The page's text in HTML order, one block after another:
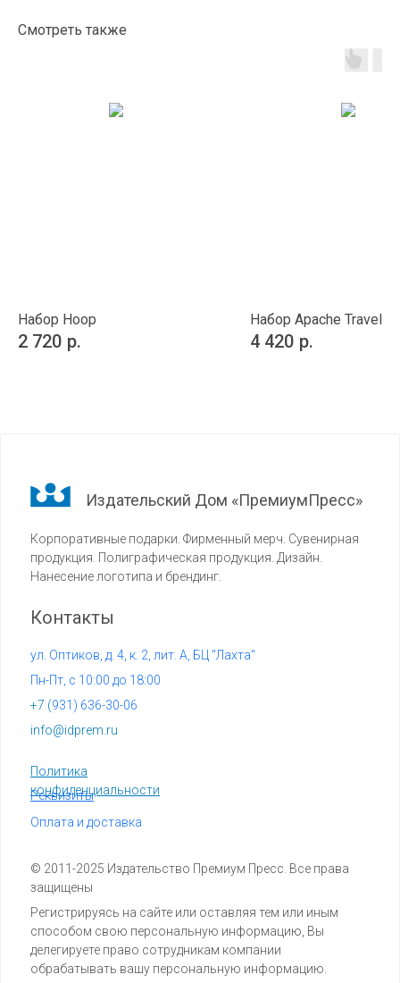
Смотреть также
Набор Hoop
2 720 р.
Набор Apache Travel
4 420 р.
© 2011-2025 Издательство Премиум Пресс. Все права
защищены
Издательский Дом «ПремиумПресс»
Корпоративные подарки. Фирменный мерч. Сувенирная
продукция. Полиграфическая продукция. Дизайн.
Нанесение логотипа и брендинг.
Регистрируясь на сайте или оставляя тем или иным
способом свою персональную информацию, Вы
делегируете право сотрудникам компании
обрабатывать вашу персональную информацию.
info@idprem.ru
Контакты
Политика
конфиденциальности
+7 (931) 636-30-06
Реквизиты
ул. Оптиков, д. 4, к. 2, лит. А, БЦ "Лахта"
Оплата и доставка
Пн-Пт, с 10:00 до 18:00